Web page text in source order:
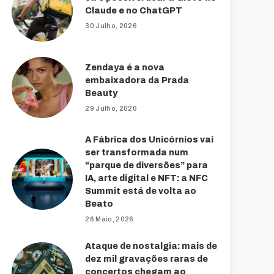
Claude e no ChatGPT
30 Julho, 2026
Zendaya é a nova
embaixadora da Prada
Beauty
29 Julho, 2026
A Fábrica dos Unicórnios vai
ser transformada num
“parque de diversões” para
IA, arte digital e NFT: a NFC
Summit está de volta ao
Beato
26 Maio, 2026
Ataque de nostalgia: mais de
dez mil gravações raras de
concertos chegam ao